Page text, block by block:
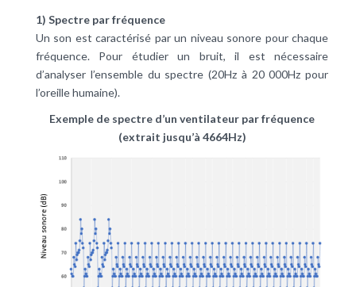
1) Spectre par fréquence
Un son est caractérisé par un niveau sonore pour chaque
fréquence. Pour étudier un bruit, il est nécessaire
d’analyser l’ensemble du spectre (20Hz à 20 000Hz pour
l’oreille humaine).
Exemple de spectre d’un ventilateur par fréquence
(extrait jusqu’à 4664Hz)